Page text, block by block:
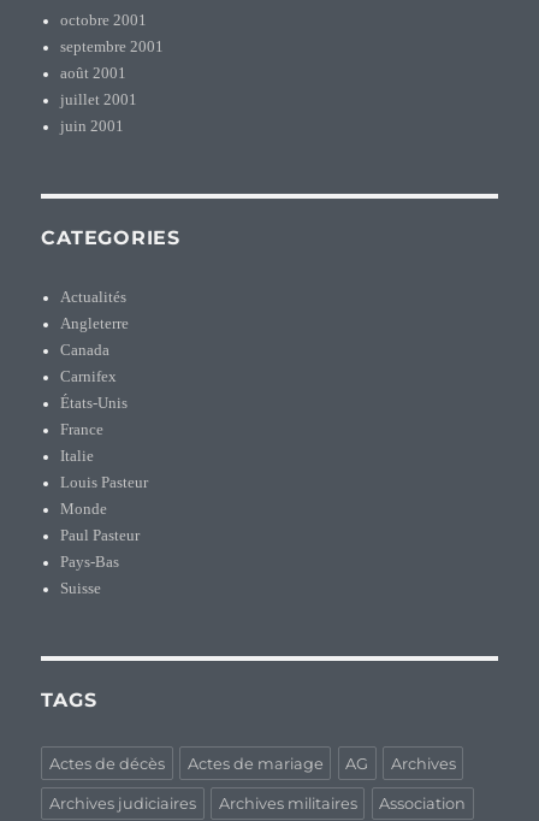
octobre 2001
septembre 2001
août 2001
juillet 2001
juin 2001
CATEGORIES
Actualités
Angleterre
Canada
Carnifex
États-Unis
France
Italie
Louis Pasteur
Monde
Paul Pasteur
Pays-Bas
Suisse
TAGS
Actes de décès Actes de mariage AG Archives
Archives judiciaires Archives militaires Association